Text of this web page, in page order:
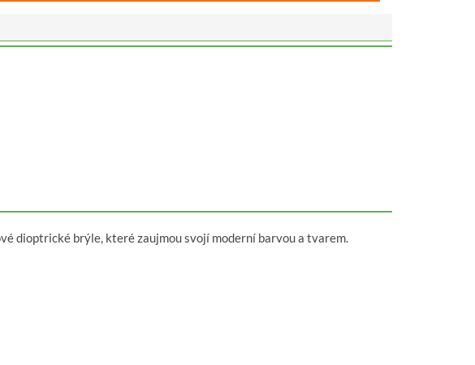
dioptrické brýle, které zaujmou svojí moderní barvou a tvarem.